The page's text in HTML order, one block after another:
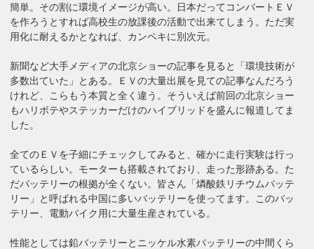
簡単。その割に環境イメージが高い。日本だってコンバートＥＶ
を作ろうとすれば高校生の放課後の活動で出来てしまう。ただ実
用化に耐えるかとなれば、カンペキに別次元。
新聞など大手メディアの北京ショーの記事を見ると「環境技術が
多数出ていた」とある。ＥＶの大量出展を見ての記事なんだろう
けれど、こらもう本質と全く違う。そういえば前回の北京ショー
もハリボテやステッカーだけのハイブリッドを盛んに報道してま
した。
全てのＥＶを子細にチェックしてみると、確かに走行実験は行っ
ているらしい。モーターも搭載されており、走った形跡ある。た
だバッテリーの根拠が全くない。皆さん「燐酸鉄リチウムバッテ
リー」と呼ばれる中国に多いバッテリーを使ってます。このバッ
テリー、電動バイク用に大量生産されている。
性能としては鉛バッテリーとニッケル水素バッテリーの中間くら